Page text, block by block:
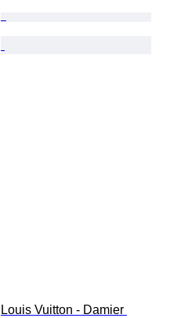
Louis Vuitton - Damier